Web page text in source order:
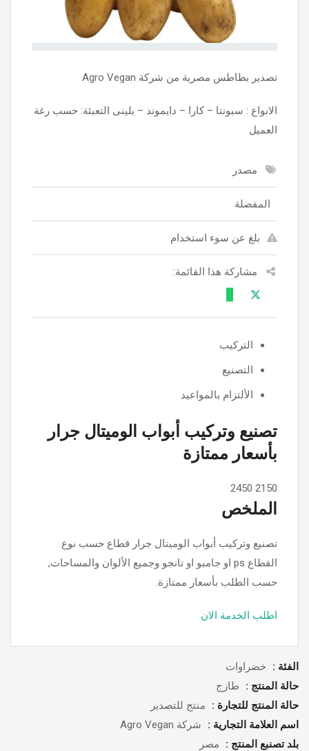
تصدير بطاطس مصرية من شركة Agro Vegan
الانواع : سبونتا – كارا – دايموند – بلينى التعبئة: حسب رغة
العميل
مصدر
المفضلة
بلغ عن سوء استخدام
مشاركة هذا القائمة:
التركيب
التصنيع
الألتزام بالمواعيد
تصنيع وتركيب أبواب الوميتال جرار
بأسعار ممتازة
2150
2450
الملخص
تصنيع وتركيب أبواب الوميتال جرار قطاع حسب نوع
القطاع ps او جامبو او تانجو وجميع الألوان والمساحات,
حسب الطلب بأسعار ممتازة.
اطلب الخدمة الان
الفئة :
خضراوات
حالة المنتج :
طازج
حالة المنتج للتجارة :
منتج للتصدير
اسم العلامة التجارية :
شركة Agro Vegan
بلد تصنبع المنتج :
مصر